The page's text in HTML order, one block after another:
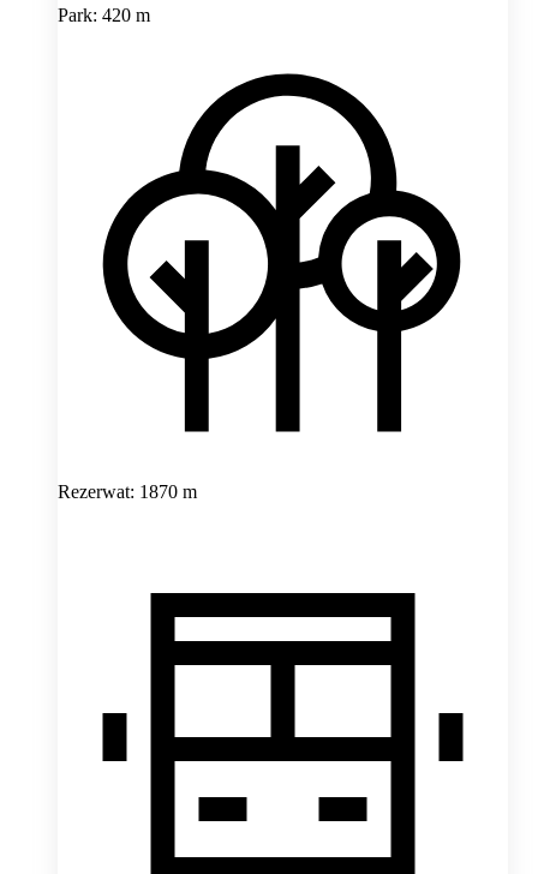
Park: 420 m
Rezerwat: 1870 m